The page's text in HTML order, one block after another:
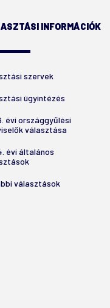
INFORMÁCIÓK
szervek
ügyintézés
évi országgyűlési
választása
évi általános
választások